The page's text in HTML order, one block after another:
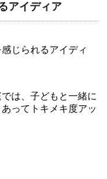
アイディア
じられるアイディ
は、子どもと一緒に
ってトキメキ度アッ